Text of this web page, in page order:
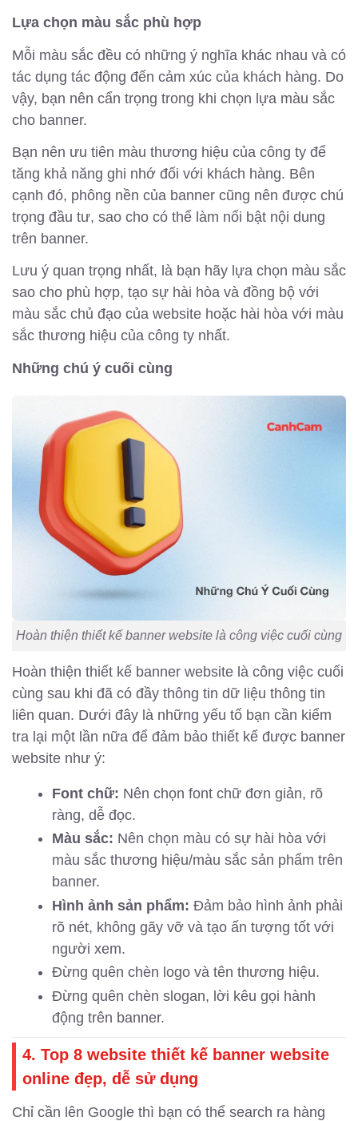
Lựa chọn màu sắc phù hợp
Mỗi màu sắc đều có những ý nghĩa khác nhau và có
tác dụng tác động đến cảm xúc của khách hàng. Do
vậy, bạn nên cẩn trọng trong khi chọn lựa màu sắc
cho banner.
Bạn nên ưu tiên màu thương hiệu của công ty để
tăng khả năng ghi nhớ đối với khách hàng. Bên
cạnh đó, phông nền của banner cũng nên được chú
trọng đầu tư, sao cho có thể làm nổi bật nội dung
trên banner.
Lưu ý quan trọng nhất, là bạn hãy lựa chọn màu sắc
sao cho phù hợp, tạo sự hài hòa và đồng bộ với
màu sắc chủ đạo của website hoặc hài hòa với màu
sắc thương hiệu của công ty nhất.
Những chú ý cuối cùng
Hoàn thiện thiết kế banner website là công việc cuối cùng
Hoàn thiện thiết kế banner website là công việc cuối
cùng sau khi đã có đầy thông tin dữ liệu thông tin
liên quan. Dưới đây là những yếu tố bạn cần kiểm
tra lại một lần nữa để đảm bảo thiết kế được banner
website như ý:
Font chữ: Nên chọn font chữ đơn giản, rõ
ràng, dễ đọc.
Màu sắc: Nên chọn màu có sự hài hòa với
màu sắc thương hiệu/màu sắc sản phẩm trên
banner.
Hình ảnh sản phẩm: Đảm bảo hình ảnh phải
rõ nét, không gãy vỡ và tạo ấn tượng tốt với
người xem.
Đừng quên chèn logo và tên thương hiệu.
Đừng quên chèn slogan, lời kêu gọi hành
động trên banner.
4. Top 8 website thiết kế banner website
online đẹp, dễ sử dụng
Chỉ cần lên Google thì bạn có thể search ra hàng